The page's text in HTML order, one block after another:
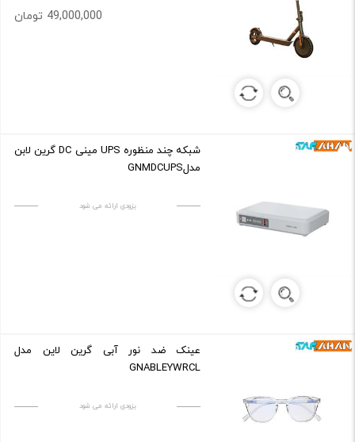
49,000,000 تومان
شبکه چند منظوره UPS مینی DC گرین لابن
مدلGNMDCUPS
بزودی ارائه می شود
عینک ضد نور آبی گرین لاین مدل
GNABLEYWRCL
بزودی ارائه می شود